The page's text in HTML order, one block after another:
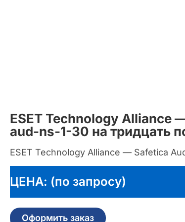
ESET Technology Alliance
aud-ns-1-30 на тридцать
ESET Technology Alliance — Safetica
ЦЕНА: (по запросу)
Оформить заказ